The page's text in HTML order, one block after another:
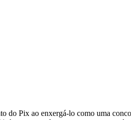
do Pix ao enxergá-lo como uma